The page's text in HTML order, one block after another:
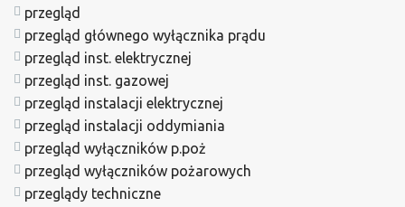
przegląd
przegląd głównego wyłącznika prądu
przegląd inst. elektrycznej
przegląd inst. gazowej
przegląd instalacji elektrycznej
przegląd instalacji oddymiania
przegląd wyłączników p.poż
przegląd wyłączników pożarowych
przeglądy techniczne